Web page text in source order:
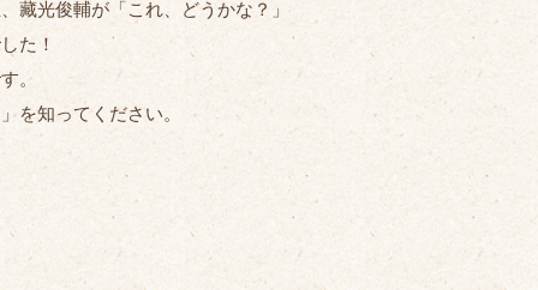
藏光俊輔が「これ、どうかな？」
た！
。
を知ってください。